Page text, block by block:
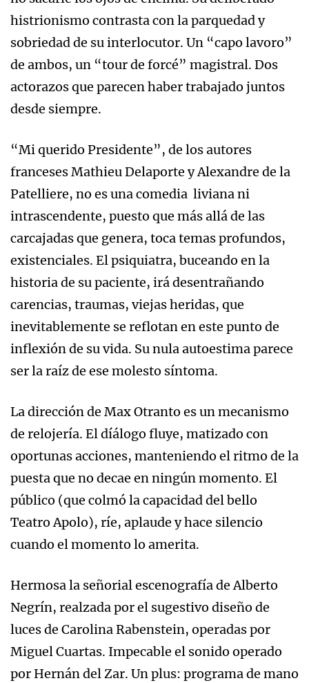
histrionismo contrasta con la parquedad y
sobriedad de su interlocutor. Un “capo lavoro”
de ambos, un “tour de forcé” magistral. Dos
actorazos que parecen haber trabajado juntos
desde siempre.
“Mi querido Presidente”, de los autores
franceses Mathieu Delaporte y Alexandre de la
Patelliere, no es una comedia liviana ni
intrascendente, puesto que más allá de las
carcajadas que genera, toca temas profundos,
existenciales. El psiquiatra, buceando en la
historia de su paciente, irá desentrañando
carencias, traumas, viejas heridas, que
inevitablemente se reflotan en este punto de
inflexión de su vida. Su nula autoestima parece
ser la raíz de ese molesto síntoma.
La dirección de Max Otranto es un mecanismo
de relojería. El díálogo fluye, matizado con
oportunas acciones, manteniendo el ritmo de la
puesta que no decae en ningún momento. El
público (que colmó la capacidad del bello
Teatro Apolo), ríe, aplaude y hace silencio
cuando el momento lo amerita.
Hermosa la señorial escenografía de Alberto
Negrín, realzada por el sugestivo diseño de
luces de Carolina Rabenstein, operadas por
Miguel Cuartas. Impecable el sonido operado
por Hernán del Zar. Un plus: programa de mano